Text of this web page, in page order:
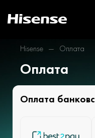
Hisense Оплата
Оплата
Оплата